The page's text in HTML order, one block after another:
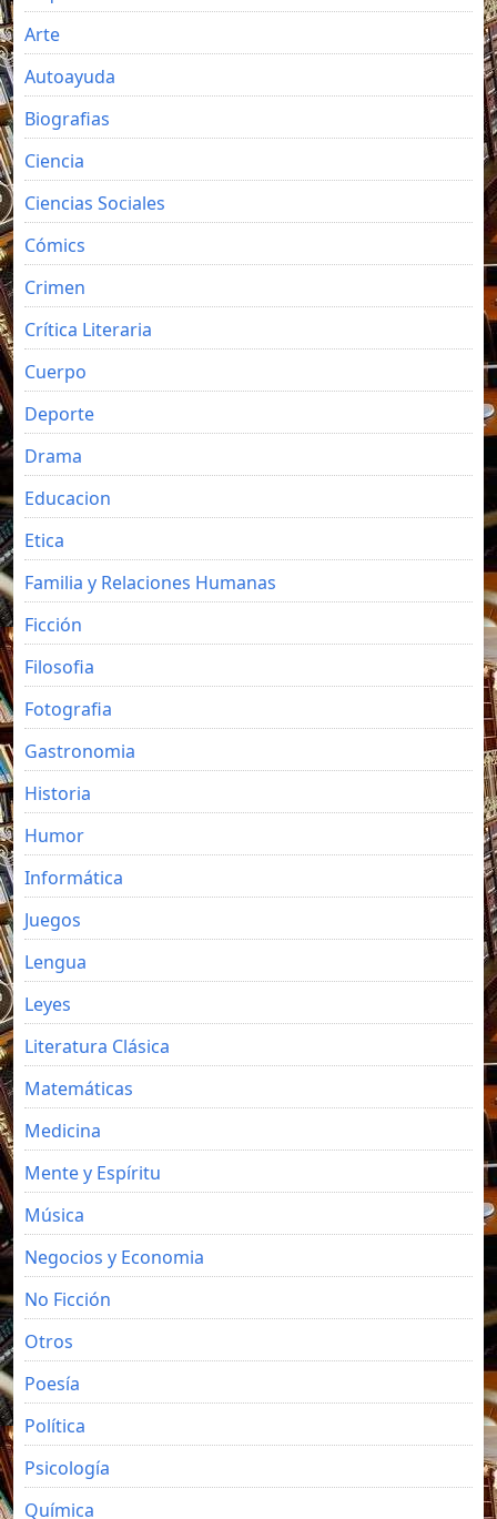
Arte
Autoayuda
Biografias
Ciencia
Ciencias Sociales
Cómics
Crimen
Crítica Literaria
Cuerpo
Deporte
Drama
Educacion
Etica
Familia y Relaciones Humanas
Ficción
Filosofia
Fotografia
Gastronomia
Historia
Humor
Informática
Juegos
Lengua
Leyes
Literatura Clásica
Matemáticas
Medicina
Mente y Espíritu
Música
Negocios y Economia
No Ficción
Otros
Poesía
Política
Psicología
Química